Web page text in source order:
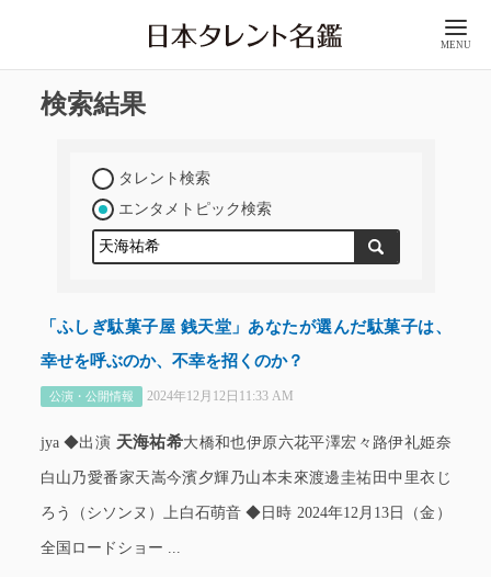
MENU
検索結果
タレント検索
エンタメトピック検索
「ふしぎ駄菓子屋 銭天堂」あなたが選んだ駄菓子は、
幸せを呼ぶのか、不幸を招くのか？
公演・公開情報 2024年12月12日11:33 AM
jya ◆出演 天海祐希大橋和也伊原六花平澤宏々路伊礼姫奈
白山乃愛番家天嵩今濱夕輝乃山本未來渡邊圭祐田中里衣じ
ろう（シソンヌ）上白石萌音 ◆日時 2024年12月13日（金）
全国ロードショー ...